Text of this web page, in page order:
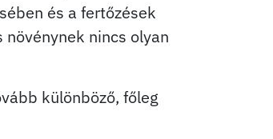
és a fertőzések
nincs olyan
különböző, főleg